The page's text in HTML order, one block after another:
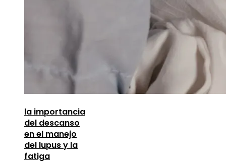
la importancia
del descanso
en el manejo
del lupus y la
fatiga